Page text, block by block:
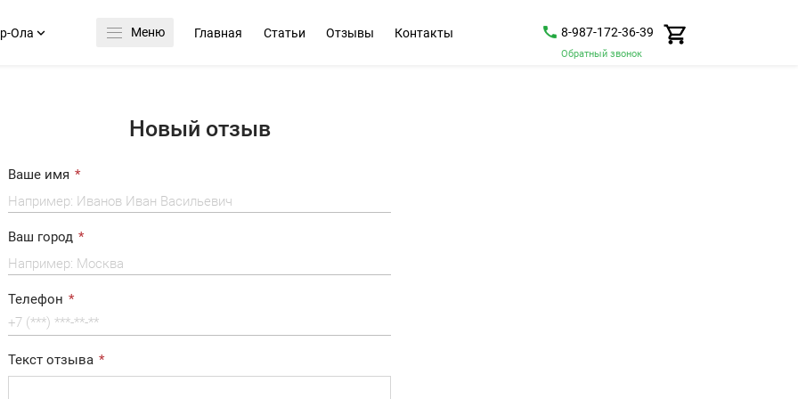
Ола Меню Главная Статьи Отзывы Контакты 8-987-172-36-39
Обратный звонок
Новый отзыв
Ваше имя
Ваш город
Телефон
Текст отзыва